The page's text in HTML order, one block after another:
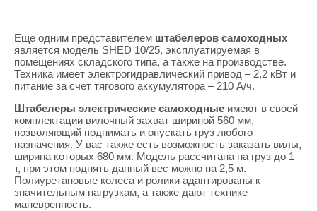
Еще одним представителем штабелеров самоходных
является модель SHED 10/25, эксплуатируемая в
помещениях складского типа, а также на производстве.
Техника имеет электрогидравлический привод – 2,2 кВт и
питание за счет тягового аккумулятора – 210 А/ч.
Штабелеры электрические самоходные имеют в своей
комплектации вилочный захват шириной 560 мм,
позволяющий поднимать и опускать груз любого
назначения. У вас также есть возможность заказать вилы,
ширина которых 680 мм. Модель рассчитана на груз до 1
т, при этом поднять данный вес можно на 2,5 м.
Полиуретановые колеса и ролики адаптированы к
значительным нагрузкам, а также дают технике
маневренность.